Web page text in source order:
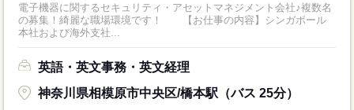
電子機器に関するセキュリティ・アセットマネジメント会社♪複数名
の募集！綺麗な職場環境です！ 【お仕事の内容】シンガポール
本社および海外支社...
英語・英文事務・英文経理
神奈川県相模原市中央区/橋本駅（バス 25分）